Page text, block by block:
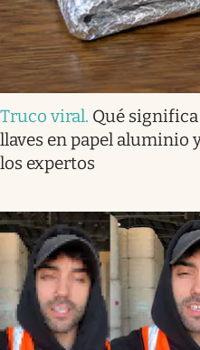
Truco viral. Qué
llaves en papel aluminio
los expertos